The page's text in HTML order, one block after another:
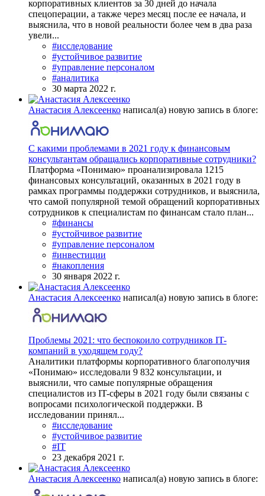
корпоративных клиентов за 30 дней до начала
спецоперации, а также через месяц после ее начала, и
выяснила, что в новой реальности более чем в два раза
увели...
#исследование
#устойчивое развитие
#управление персоналом
#аналитика
30 марта 2022 г.
Анастасия Алексеенко написал(а) новую запись в блоге:
С какими проблемами в 2021 году к финансовым
консультантам обращались корпоративные сотрудники?
Платформа «Понимаю» проанализировала 1215
финансовых консультаций, оказанных в 2021 году в
рамках программы поддержки сотрудников, и выяснила,
что самой популярной темой обращений корпоративных
сотрудников к специалистам по финансам стало план...
#финансы
#устойчивое развитие
#управление персоналом
#инвестиции
#накопления
30 января 2022 г.
Анастасия Алексеенко написал(а) новую запись в блоге:
Проблемы 2021: что беспокоило сотрудников IT-
компаний в уходящем году?
Аналитики платформы корпоративного благополучия
«Понимаю» исследовали 9 832 консультации, и
выяснили, что самые популярные обращения
специалистов из IT-сферы в 2021 году были связаны с
вопросами психологической поддержки. В
исследовании принял...
#исследование
#устойчивое развитие
#IT
23 декабря 2021 г.
Анастасия Алексеенко написал(а) новую запись в блоге: